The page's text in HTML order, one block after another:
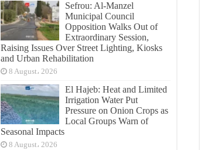
Sefrou: Al-Manzel
Municipal Council
Opposition Walks Out of
Extraordinary Session,
Raising Issues Over Street Lighting, Kiosks
and Urban Rehabilitation
8 August، 2026
El Hajeb: Heat and Limited
Irrigation Water Put
Pressure on Onion Crops as
Local Groups Warn of
Seasonal Impacts
8 August، 2026